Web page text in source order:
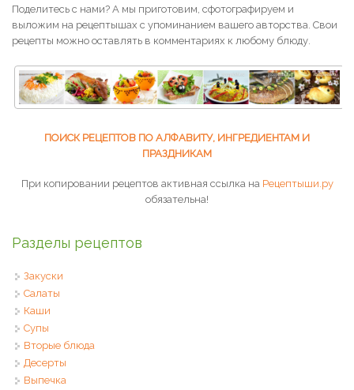
Поделитесь с нами? А мы приготовим, сфотографируем и
выложим на рецептышах с упоминанием вашего авторства. Свои
рецепты можно оставлять в комментариях к любому блюду.
ПОИСК РЕЦЕПТОВ ПО АЛФАВИТУ, ИНГРЕДИЕНТАМ И
ПРАЗДНИКАМ
При копировании рецептов активная ссылка на Рецептыши.ру
обязательна!
Разделы рецептов
Закуски
Салаты
Каши
Супы
Вторые блюда
Десерты
Выпечка